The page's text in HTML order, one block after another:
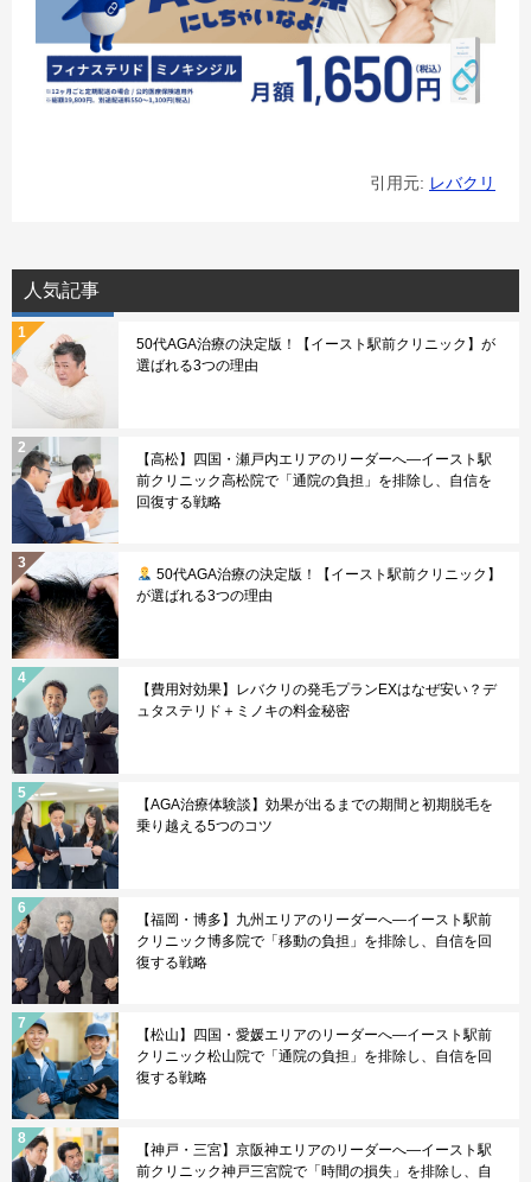
引用元: レバクリ
人気記事
50代AGA治療の決定版！【イースト駅前クリニック】が
選ばれる3つの理由
【高松】四国・瀬戸内エリアのリーダーへ—イースト駅
前クリニック高松院で「通院の負担」を排除し、自信を
回復する戦略
50代AGA治療の決定版！【イースト駅前クリニック】
が選ばれる3つの理由
【費用対効果】レバクリの発毛プランEXはなぜ安い？デ
ュタステリド＋ミノキの料金秘密
【AGA治療体験談】効果が出るまでの期間と初期脱毛を
乗り越える5つのコツ
【福岡・博多】九州エリアのリーダーへ—イースト駅前
クリニック博多院で「移動の負担」を排除し、自信を回
復する戦略
【松山】四国・愛媛エリアのリーダーへ—イースト駅前
クリニック松山院で「通院の負担」を排除し、自信を回
復する戦略
【神戸・三宮】京阪神エリアのリーダーへ—イースト駅
前クリニック神戸三宮院で「時間の損失」を排除し、自